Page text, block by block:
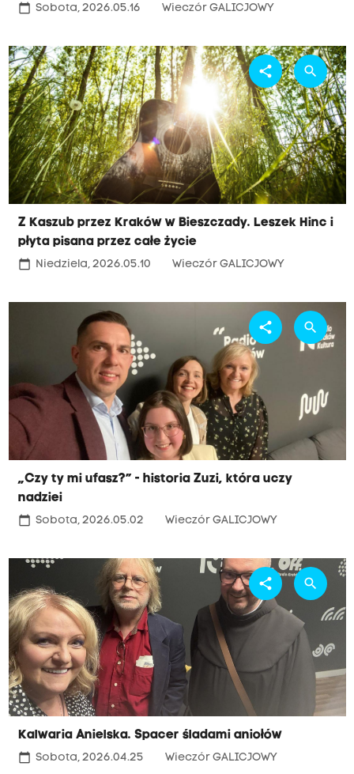
calendar_today Sobota, 2026.05.16 Wieczór GALICJOWY
Z Kaszub przez Kraków w Bieszczady. Leszek Hinc i
płyta pisana przez całe życie
calendar_today Niedziela, 2026.05.10 Wieczór GALICJOWY
share search
„Czy ty mi ufasz?” - historia Zuzi, która uczy
nadziei
calendar_today Sobota, 2026.05.02 Wieczór GALICJOWY
share search
Kalwaria Anielska. Spacer śladami aniołów
calendar_today Sobota, 2026.04.25 Wieczór GALICJOWY
share search